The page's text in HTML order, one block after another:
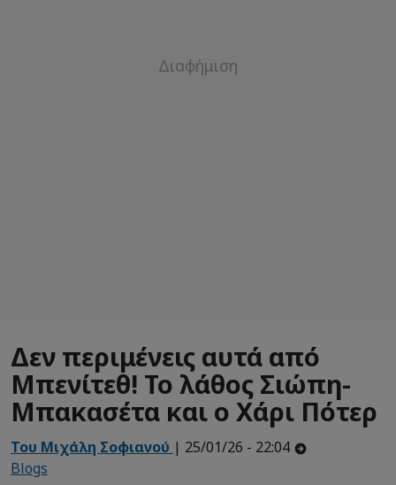
Δεν περιμένεις αυτά από
Μπενίτεθ! Το λάθος Σιώπη-
Μπακασέτα και ο Χάρι Πότερ
Του Μιχάλη Σοφιανού | 25/01/26 - 22:04
Blogs